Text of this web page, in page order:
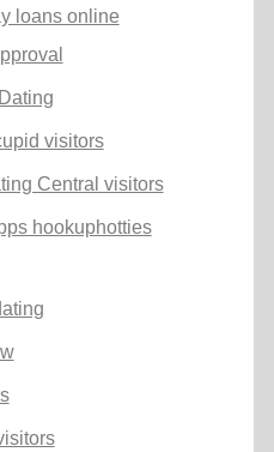
loans online
visitors
Central visitors
hookuphotties